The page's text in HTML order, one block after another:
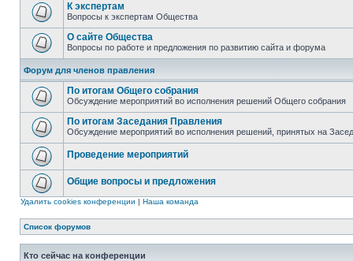
К экспертам
Вопросы к экспертам Общества
О сайте Общества
Вопросы по работе и предложения по развитию сайта и форума
Форум для членов правления
По итогам Общего собрания
Обсуждение мероприятий во исполнения решений Общего собрания
По итогам Заседания Правления
Обсуждение мероприятий во исполнения решений, принятых на
Проведение мероприятий
Общие вопросы и предложения
Удалить cookies конференции | Наша команда
Список форумов
Кто сейчас на конференции